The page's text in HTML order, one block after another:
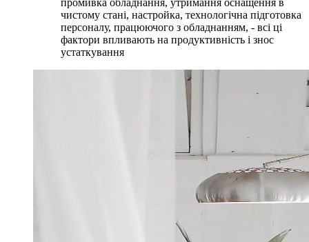
промивка обладнання, утримання оснащення в
чистому стані, настройка, технологічна підготовка
персоналу, працюючого з обладнанням, - всі ці
фактори впливають на продуктивність і знос
устаткування